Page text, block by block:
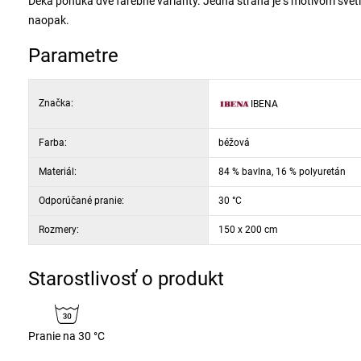
naopak.
Parametre
Značka: IBENA
Farba: béžová
Materiál: 84 % bavlna, 16 % polyuretán
Odporúčané pranie: 30 °C
Rozmery: 150 x 200 cm
Starostlivosť o produkt
Pranie na 30 °C